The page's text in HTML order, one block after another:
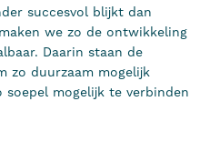
succesvol blijkt dan
we zo de ontwikkeling
Daarin staan de
zo duurzaam mogelijk
soepel mogelijk te verbinden